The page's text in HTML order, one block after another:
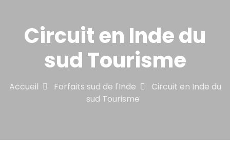
Circuit en Inde du
sud Tourisme
Accueil Forfaits sud de l'Inde
Circuit en Inde du
sud Tourisme